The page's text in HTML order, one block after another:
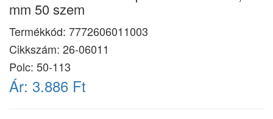
mm 50 szem
Termékkód: 7772606011003
Cikkszám: 26-06011
Polc: 50-113
Ár: 3.886 Ft